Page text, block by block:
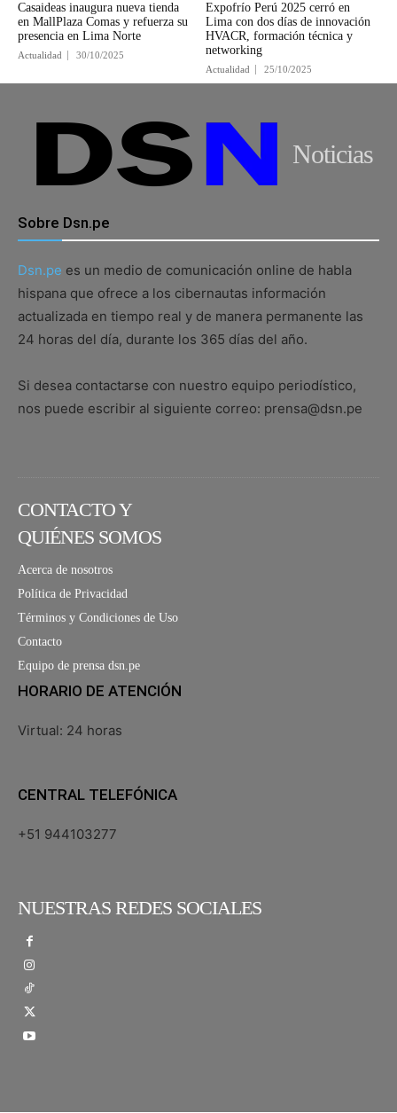
Casaideas inaugura nueva tienda
en MallPlaza Comas y refuerza su
presencia en Lima Norte
Actualidad 30/10/2025
Expofrío Perú 2025 cerró en
Lima con dos días de innovación
HVACR, formación técnica y
networking
Actualidad 25/10/2025
Noticias
Sobre Dsn.pe
Dsn.pe es un medio de comunicación online de habla
hispana que ofrece a los cibernautas información
actualizada en tiempo real y de manera permanente las
24 horas del día, durante los 365 días del año.
Si desea contactarse con nuestro equipo periodístico,
nos puede escribir al siguiente correo: prensa@dsn.pe
CONTACTO Y
QUIÉNES SOMOS
Acerca de nosotros
Política de Privacidad
Términos y Condiciones de Uso
Contacto
Equipo de prensa dsn.pe
HORARIO DE ATENCIÓN
Virtual: 24 horas
CENTRAL TELEFÓNICA
+51 944103277
NUESTRAS REDES SOCIALES